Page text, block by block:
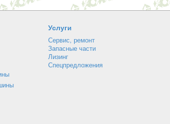
Услуги
Сервис, ремонт
Запасные части
Лизинг
Спецпредложения